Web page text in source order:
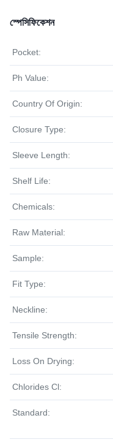
স্পেসিফিকেশন
Pocket:
Ph Value:
Country Of Origin:
Closure Type:
Sleeve Length:
Shelf Life:
Chemicals:
Raw Material:
Sample:
Fit Type:
Neckline:
Tensile Strength:
Loss On Drying:
Chlorides Cl:
Standard: